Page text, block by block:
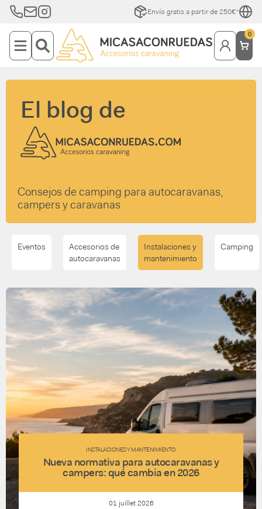
Envío gratis a partir de 250€*
0
El blog de
Consejos de camping para autocaravanas,
campers y caravanas
Eventos
Accesorios de
autocaravanas
Instalaciones y
mantenimiento
Camping
INSTALACIONES Y MANTENIMIENTO
Nueva normativa para autocaravanas y
campers: qué cambia en 2026
01 juillet 2026